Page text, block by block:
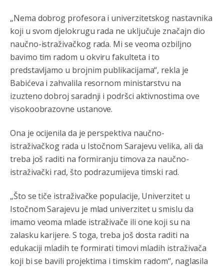
„Nema dobrog profesora i univerzitetskog nastavnika
koji u svom djelokrugu rada ne uključuje značajn dio
naučno-istraživačkog rada. Mi se veoma ozbiljno
bavimo tim radom u okviru fakulteta i to
predstavljamo u brojnim publikacijama“, rekla je
Babićeva i zahvalila resornom ministarstvu na
izuzteno dobroj saradnji i podršci aktivnostima ove
visokoobrazovne ustanove.
Ona je ocijenila da je perspektiva naučno-
istraživačkog rada u Istočnom Sarajevu velika, ali da
treba još raditi na formiranju timova za naučno-
istraživački rad, što podrazumijeva timski rad.
„Što se tiče istraživačke populacije, Univerzitet u
Istočnom Sarajevu je mlad univerzitet u smislu da
imamo veoma mlade istraživače ili one koji su na
zalasku karijere. S toga, treba još dosta raditi na
edukaciji mladih te formirati timovi mladih istraživača
koji bi se bavili projektima i timskim radom“, naglasila
Анонимно2806339 4:23
RS je država ako nisi znao
Анонимно2806339
4:24
RS je država ako nisi znao
биће увек држава за турчина који овде уноси немир
Анонимно2806552
nije mujo turcin, mujo ue bendasr
Анонимно2806721
nije...probajte ući bez
pasosa.Takoi rs.Umisli
li ste da
ste nebeski narod
Анонимно2806773 6:56
АМЕРИКАНЦИ ДО КРАЈА ГОДИНЕ ОДЛАЗЕ СА
КОСОВА